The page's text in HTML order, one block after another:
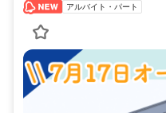
アルバイト・パート